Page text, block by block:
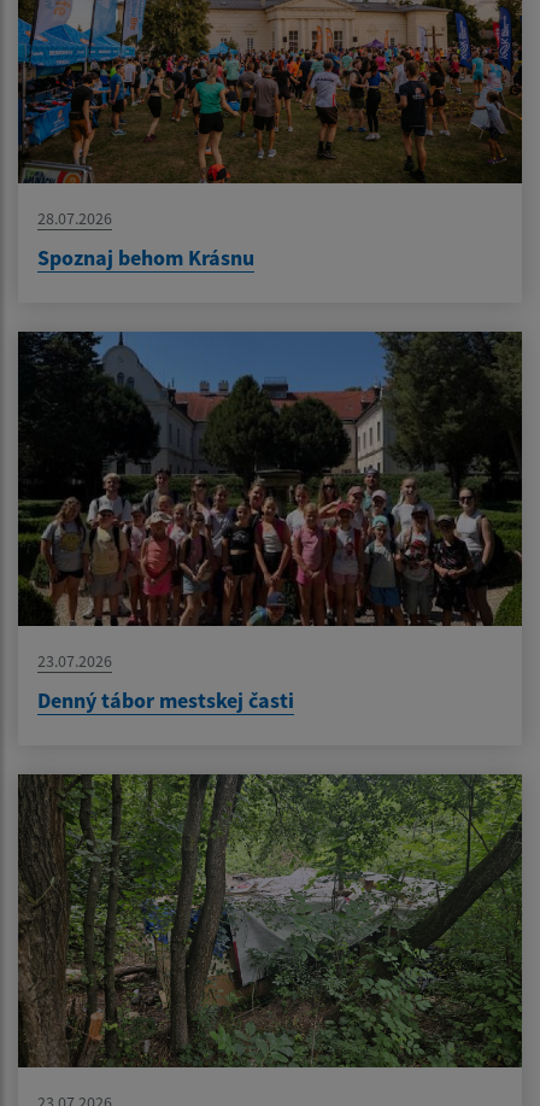
28.07.2026
Spoznaj behom Krásnu
23.07.2026
Denný tábor mestskej časti